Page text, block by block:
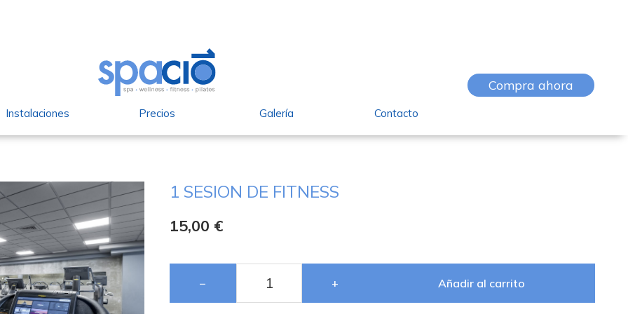
Instalaciones Precios Galería Contacto
Compra ahora
1 SESION DE FITNESS
15,00 €
− + Añadir al carrito